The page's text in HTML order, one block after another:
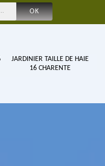
JARDINIER TAILLE DE HAIE
16 CHARENTE